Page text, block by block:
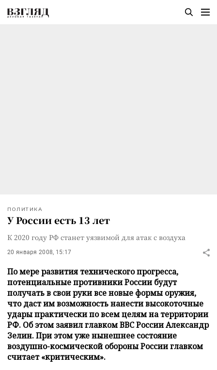
ПОЛИТИКА
У России есть 13 лет
К 2020 году РФ станет уязвимой для атак с воздуха
20 января 2008, 15:17
По мере развития технического прогресса,
потенциальные противники России будут
получать в свои руки все новые формы оружия,
что даст им возможность нанести высокоточные
удары практически по всем целям на территории
РФ. Об этом заявил главком ВВС России Александр
Зелин. При этом уже нынешнее состояние
воздушно-космической обороны России главком
считает «критическим».